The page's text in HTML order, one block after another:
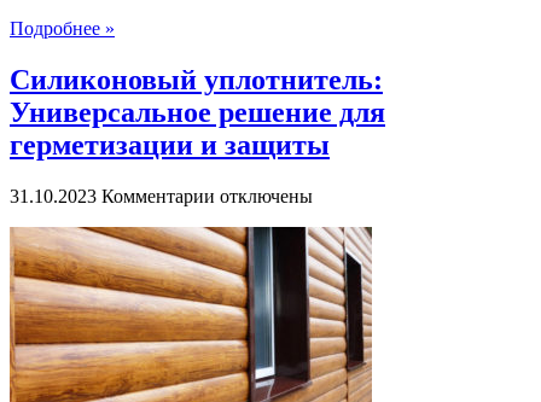
Подробнее »
Силиконовый уплотнитель:
Универсальное решение для
герметизации и защиты
31.10.2023 Комментарии к
Силиконовый
уплотнитель:
Универсальное
решение
для
герметизации
и
защиты
отключены